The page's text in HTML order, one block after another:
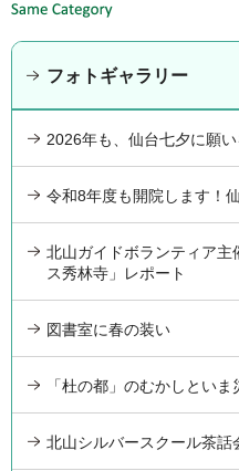
フォトギャラリー
2026年も、仙台七夕に願
令和8年度も開院します！
北山ガイドボランティア主
ス秀林寺」レポート
図書室に春の装い
「杜の都」のむかしとい
北山シルバースクール茶話